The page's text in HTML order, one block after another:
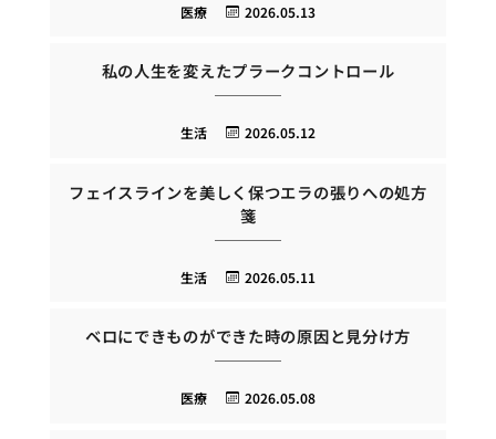
2026.05.13
医療
私の人生を変えたプラークコントロール
2026.05.12
生活
フェイスラインを美しく保つエラの張りへの処方
箋
2026.05.11
生活
ベロにできものができた時の原因と見分け方
2026.05.08
医療